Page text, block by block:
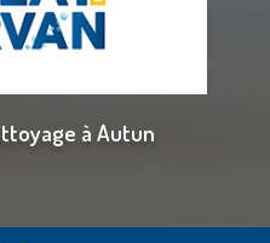
à Autun